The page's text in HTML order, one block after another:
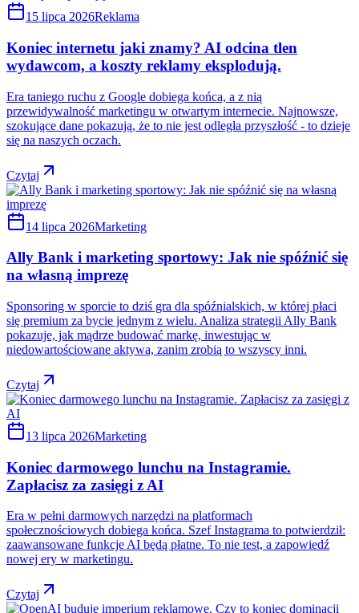
15 lipca 2026Reklama
Koniec internetu jaki znamy? AI odcina tlen
wydawcom, a koszty reklamy eksplodują.
Era taniego ruchu z Google dobiega końca, a z nią
przewidywalność marketingu w otwartym internecie. Najnowsze,
szokujące dane pokazują, że to nie jest odległa przyszłość - to dzieje
się na naszych oczach.
Czytaj
14 lipca 2026Marketing
Ally Bank i marketing sportowy: Jak nie spóźnić się
na własną imprezę
Sponsoring w sporcie to dziś gra dla spóźnialskich, w której płaci
się premium za bycie jednym z wielu. Analiza strategii Ally Bank
pokazuje, jak mądrze budować markę, inwestując w
niedowartościowane aktywa, zanim zrobią to wszyscy inni.
Czytaj
13 lipca 2026Marketing
Koniec darmowego lunchu na Instagramie.
Zapłacisz za zasięgi z AI
Era w pełni darmowych narzędzi na platformach
społecznościowych dobiega końca. Szef Instagrama to potwierdził:
zaawansowane funkcje AI będą płatne. To nie test, a zapowiedź
nowej ery w marketingu.
Czytaj